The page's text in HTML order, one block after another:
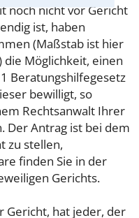
noch nicht vor Gericht
ist, haben
(Maßstab ist hier
die Möglichkeit, einen
Beratungshilfegesetz
bewilligt, so
Rechtsanwalt Ihrer
Der Antrag ist bei dem
zu stellen,
finden Sie in der
Gerichts.
Gericht, hat jeder, der